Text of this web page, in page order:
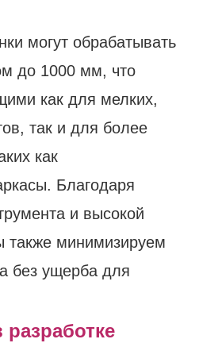
могут обрабатывать
до 1000 мм, что
как для мелких,
так и для более
как
Благодаря
и высокой
также минимизируем
без ущерба для
разработке